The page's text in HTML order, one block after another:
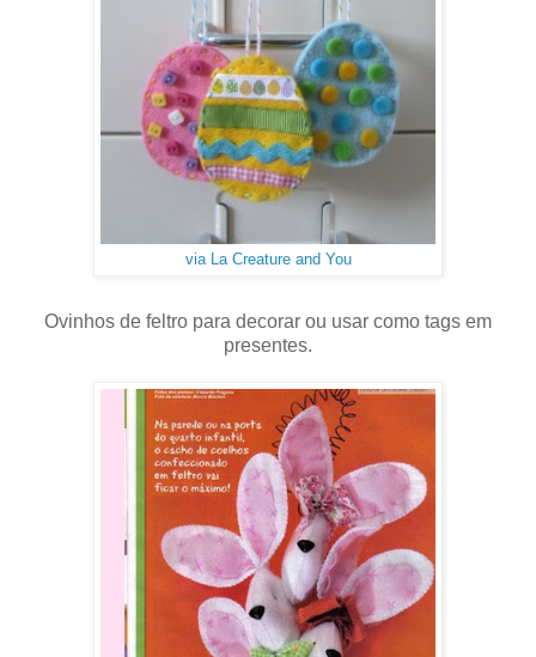
via La Creature and You
Ovinhos de feltro para decorar ou usar como tags em
presentes.